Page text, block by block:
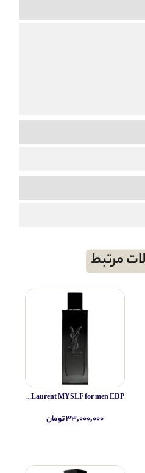
مرتبط
Yves Saint Laurent MYSLF for men EDP
۳۳,۰۰۰,۰۰۰ تومان